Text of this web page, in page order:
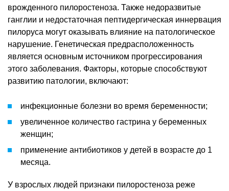
врожденного пилоростеноза. Также недоразвитые
ганглии и недостаточная пептидергическая иннервация
пилоруса могут оказывать влияние на патологическое
нарушение. Генетическая предрасположенность
является основным источником прогрессирования
этого заболевания. Факторы, которые способствуют
развитию патологии, включают:
инфекционные болезни во время беременности;
увеличенное количество гастрина у беременных
женщин;
применение антибиотиков у детей в возрасте до 1
месяца.
У взрослых людей признаки пилоростеноза реже